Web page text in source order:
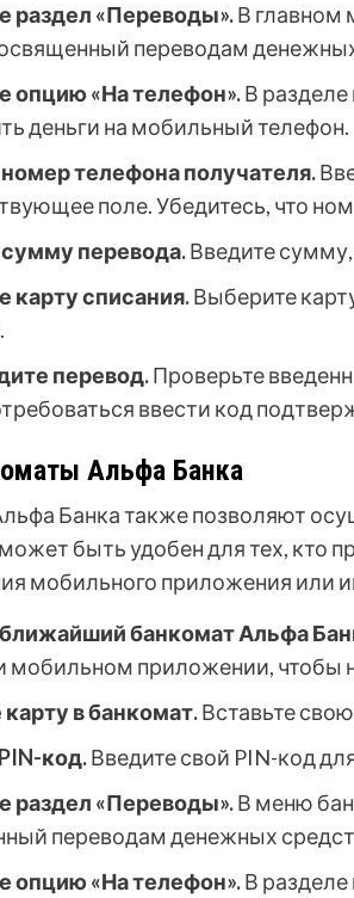
раздел «Переводы».В главном
переводам
опцию «На телефон».В
деньги на мобильный телефон.
телефона получателя.
поле. Убедитесь, что
перевода.Введите
карту списания.Выберите
перевод.Проверьте
ввести код
Альфа Банка
Банка также позволяют
быть удобен для тех, кто
мобильного приложения или
банкомат Альфа
мобильном приложении, чтобы
карту в банкомат.Вставьте
код.Введите свой PIN-код
раздел «Переводы».В меню
переводам денежных
опцию «На телефон».В